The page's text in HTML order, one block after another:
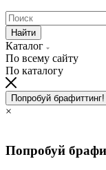
Найти
Каталог
По всему сайту
По каталогу
Попробуй брафиттинг!
×
Попробуй